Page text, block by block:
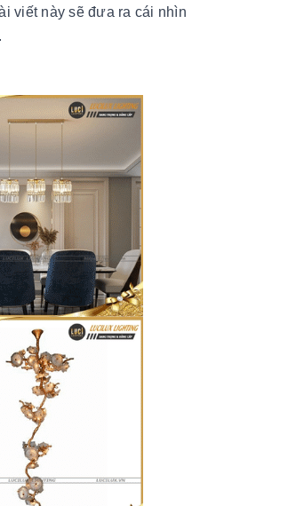
viết này sẽ đưa ra cái nhìn